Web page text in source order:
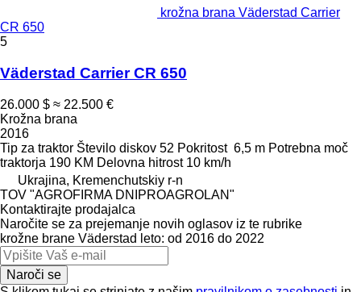
krožna brana Väderstad Carrier
CR 650
5
Väderstad Carrier CR 650
26.000 $ ≈ 22.500 €
Krožna brana
2016
Tip za traktor Število diskov 52 Pokritost 6,5 m Potrebna moč
traktorja 190 KM Delovna hitrost 10 km/h
Ukrajina, Kremenchutskiy r-n
TOV "AGROFIRMA DNIPROAGROLAN"
Kontaktirajte prodajalca
Naročite se za prejemanje novih oglasov iz te rubrike
krožne brane Väderstad leto: od 2016 do 2022
Naroči se